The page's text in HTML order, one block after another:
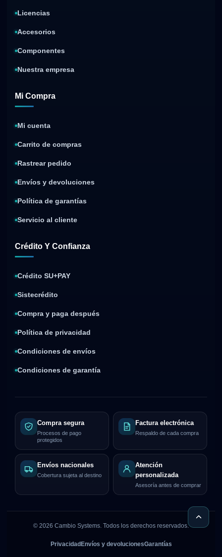
Licencias
Accesorios
Componentes
Nuestra empresa
Mi Compra
Mi cuenta
Carrito de compras
Rastrear pedido
Envíos y devoluciones
Política de garantías
Servicio al cliente
Crédito Y Confianza
Crédito SU+PAY
Sistecrédito
Compra y paga después
Política de privacidad
Condiciones de envíos
Condiciones de garantía
Compra segura
Procesos de pago
protegidos
Factura electrónica
Respaldo de cada compra
Envíos nacionales
Cobertura sujeta al destino
Atención
personalizada
Asesoría antes de comprar
© 2026 Cambio Systems. Todos los derechos reservados.
Privacidad Envíos y devolucionesGarantías